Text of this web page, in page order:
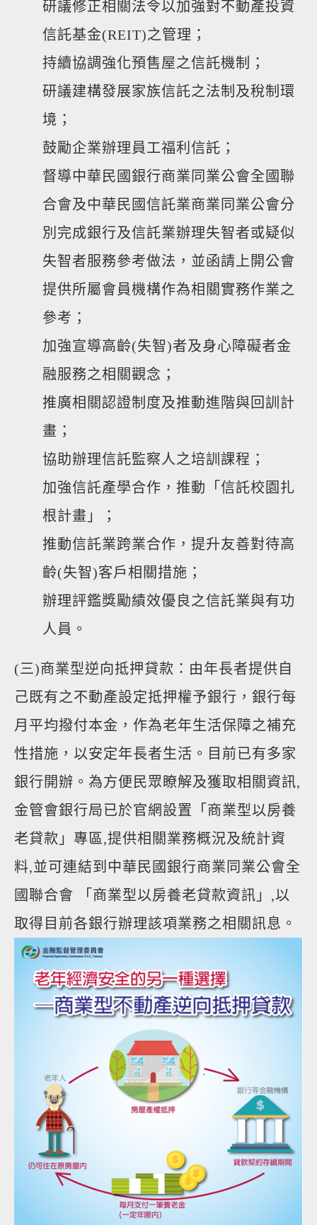
研議修正相關法令以加強對不動產投資
信託基金(REIT)之管理；
持續協調強化預售屋之信託機制；
研議建構發展家族信託之法制及稅制環
境；
鼓勵企業辦理員工福利信託；
督導中華民國銀行商業同業公會全國聯
合會及中華民國信託業商業同業公會分
別完成銀行及信託業辦理失智者或疑似
失智者服務參考做法，並函請上開公會
提供所屬會員機構作為相關實務作業之
參考；
加強宣導高齡(失智)者及身心障礙者金
融服務之相關觀念；
推廣相關認證制度及推動進階與回訓計
畫；
協助辦理信託監察人之培訓課程；
加強信託產學合作，推動「信託校園扎
根計畫」；
推動信託業跨業合作，提升友善對待高
齡(失智)客戶相關措施；
辦理評鑑獎勵績效優良之信託業與有功
人員。
(三)商業型逆向抵押貸款：由年長者提供自
己既有之不動產設定抵押權予銀行，銀行每
月平均撥付本金，作為老年生活保障之補充
性措施，以安定年長者生活。目前已有多家
銀行開辦。為方便民眾瞭解及獲取相關資訊,
金管會銀行局已於官網設置「商業型以房養
老貸款」專區,提供相關業務概況及統計資
料,並可連結到中華民國銀行商業同業公會全
國聯合會 「商業型以房養老貸款資訊」,以
取得目前各銀行辦理該項業務之相關訊息。